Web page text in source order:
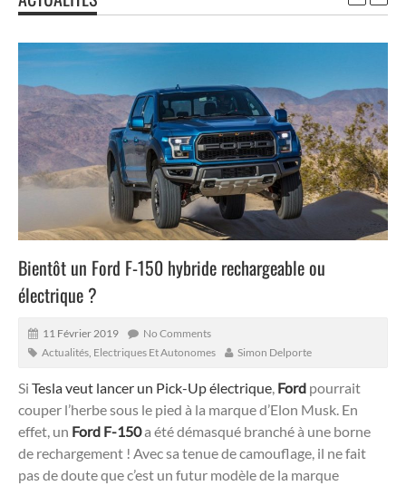
Bientôt un Ford F-150 hybride rechargeable ou
électrique ?
11 Février 2019
No Comments
Actualités Electriques Et Autonomes Simon Delporte
Si Tesla veut lancer un Pick-Up électrique, Ford pourrait
couper l’herbe sous le pied à la marque d’Elon Musk. En
effet, un Ford F-150a été démasqué branché à une borne
de rechargement ! Avec sa tenue de camouflage, il ne fait
pas de doute que c’est un futur modèle de la marque